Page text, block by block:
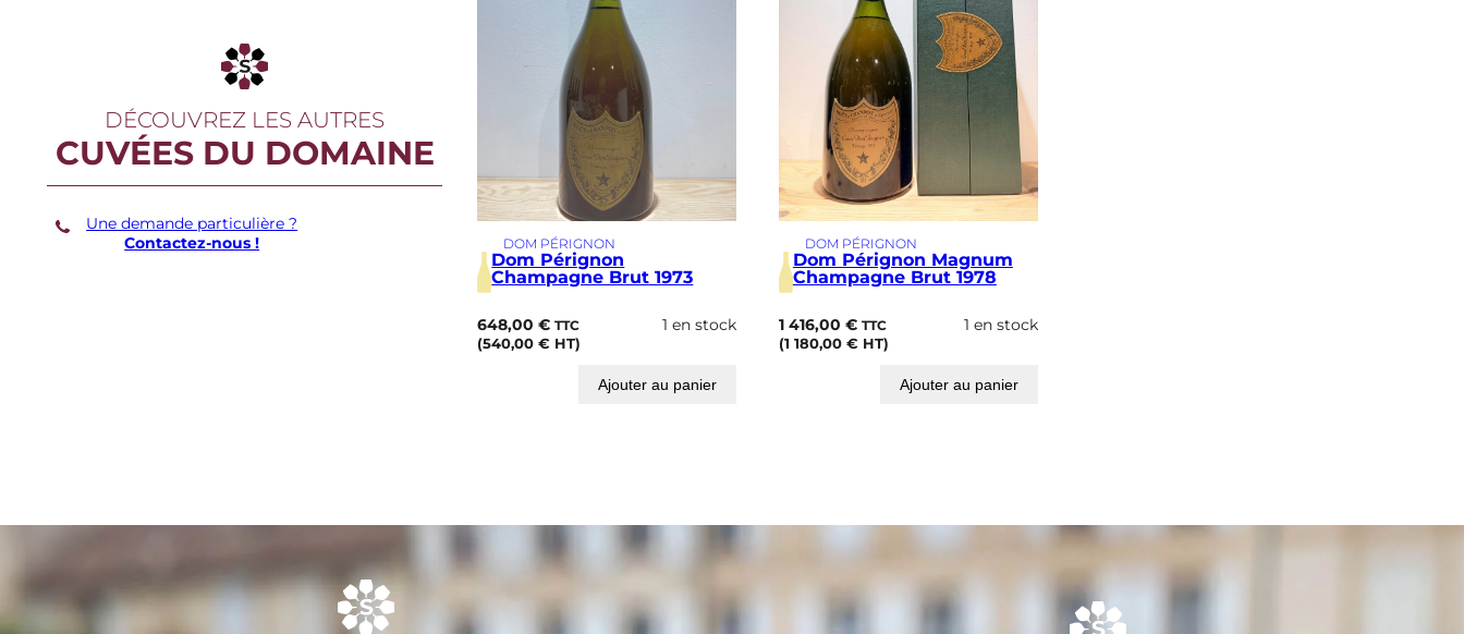
DÉCOUVREZ LES AUTRES
CUVÉES DU DOMAINE
Une demande particulière ?
Contactez-nous !
DOM PÉRIGNON
Dom Pérignon
Champagne Brut 1973
648,00€ TTC
(540,00€ HT)
1 en stock
Ajouter au panier
DOM PÉRIGNON
Dom Pérignon Magnum
Champagne Brut 1978
1 416,00 € TTC
(1 180,00 €HT)
1 en stock
Ajouter au panier